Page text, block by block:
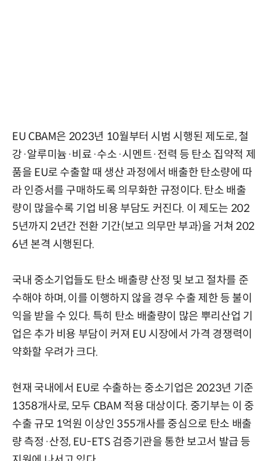
EU CBAM은 2023년 10월부터 시범 시행된 제도로, 철
강·알루미늄·비료·수소·시멘트·전력 등 탄소 집약적 제
품을 EU로 수출할 때 생산 과정에서 배출한 탄소량에 따
라 인증서를 구매하도록 의무화한 규정이다. 탄소 배출
량이 많을수록 기업 비용 부담도 커진다. 이 제도는 202
5년까지 2년간 전환 기간(보고 의무만 부과)을 거쳐 202
6년 본격 시행된다.
국내 중소기업들도 탄소 배출량 산정 및 보고 절차를 준
수해야 하며, 이를 이행하지 않을 경우 수출 제한 등 불이
익을 받을 수 있다. 특히 탄소 배출량이 많은 뿌리산업 기
업은 추가 비용 부담이 커져 EU 시장에서 가격 경쟁력이
약화할 우려가 크다.
현재 국내에서 EU로 수출하는 중소기업은 2023년 기준
1358개사로, 모두 CBAM 적용 대상이다. 중기부는 이 중
수출 규모 1억원 이상인 355개사를 중심으로 탄소 배출
량 측정·산정, EU-ETS 검증기관을 통한 보고서 발급 등